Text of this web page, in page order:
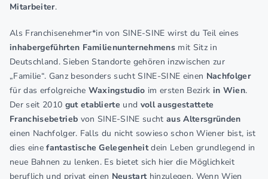
Mitarbeiter.
Als Franchisenehmer*in von SINE-SINE wirst du Teil eines
inhabergeführten Familienunternehmens mit Sitz in
Deutschland. Sieben Standorte gehören inzwischen zur
„Familie“. Ganz besonders sucht SINE-SINE einen Nachfolger
für das erfolgreiche Waxingstudio im ersten Bezirk in Wien.
Der seit 2010 gut etablierte und voll ausgestattete
Franchisebetrieb von SINE-SINE suchtaus Altersgründen
einen Nachfolger. Falls du nicht sowieso schon Wiener bist, ist
dies einefantastische Gelegenheitdein Leben grundlegend in
neue Bahnen zu lenken. Es bietet sich hier die Möglichkeit
beruflich und privat einen Neustarthinzulegen. Wenn Wien